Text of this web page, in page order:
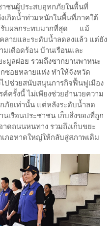
าชนผู้ประสบอุทกภัยในพื้นที่
เกิดน้ำท่วมหนักในพื้นที่ภาคใต้
รับผลกระทบมากที่สุด แม้
ายและระดับน้ำลดลงแล้ว แต่ยัง
เดือดร้อน บ้านเรือนและ
มูลฝอย รวมถึงซากยานพาหนะ
ซอยหลายแห่ง ทำให้จังหวัด
ไปช่วยสนับสนุนภารกิจฟื้นฟูเมือง
ครั้งนี้ ไม่เพียงช่วยอำนวยความ
ยเท่านั้น แต่หลังระดับน้ำลด
เรือนประชาชน เก็บสิ่งของที่ถูก
ดถนนหนทาง รวมถึงเก็บขยะ
เภอหาดใหญ่ให้กลับสู่สภาพเดิม